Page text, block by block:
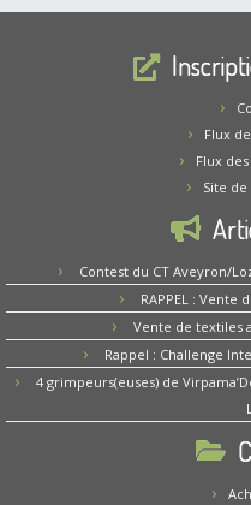
Flux
Flux
Site de
Contest du CT Aveyron/
RAPPEL : Vente
Vente de textiles
Rappel : Challenge
4 grimpeurs(euses) de